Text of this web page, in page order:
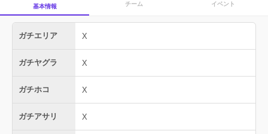
基本情報 チーム イベント
ガチエリア X
ガチヤグラ X
ガチホコ X
ガチアサリ X